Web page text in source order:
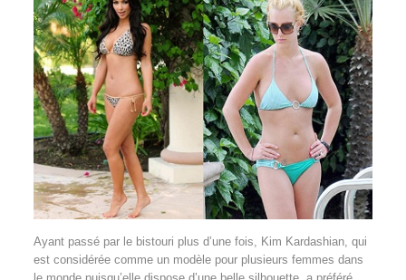
Ayant passé par le bistouri plus d’une fois, Kim Kardashian, qui
est considérée comme un modèle pour plusieurs femmes dans